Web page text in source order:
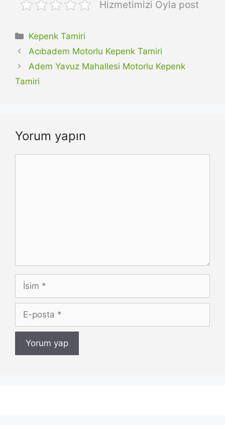
Hizmetimizi Oyla post
Kategoriler
Kepenk Tamiri
Acıbadem Motorlu Kepenk Tamiri
Adem Yavuz Mahallesi Motorlu Kepenk
Tamiri
Yorum yapın
İsim
posta